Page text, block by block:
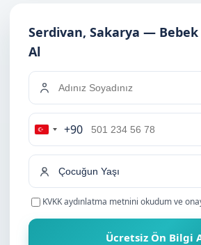
Serdivan, Sakarya —
Al
Turkey
+90
+90
KVKK aydınlatma metnini okudum ve
Ücretsiz Ön Bilgi